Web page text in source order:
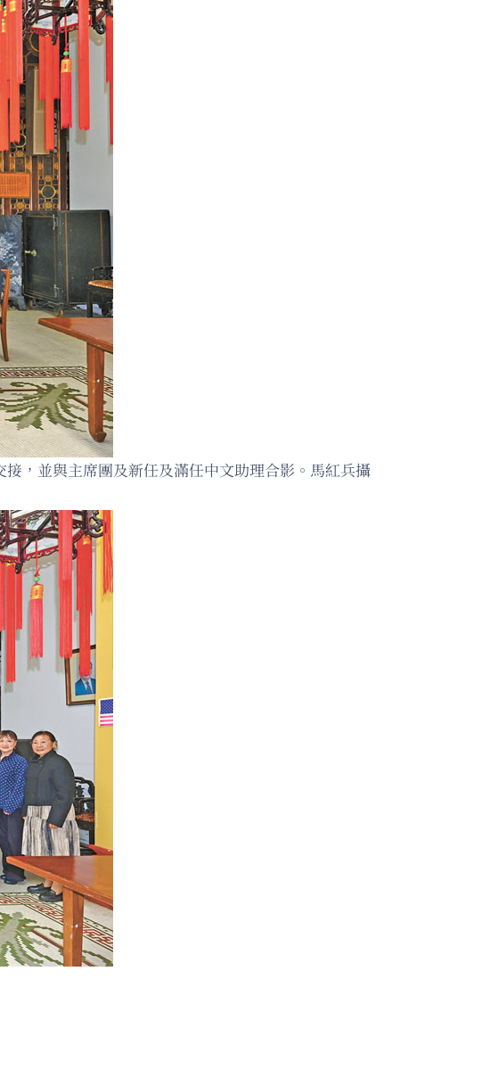
，並與主席團及新任及滿任中文助理合影。馬紅兵攝